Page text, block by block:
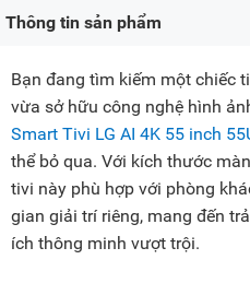
Thông tin sản phẩm
Bạn đang tìm kiếm một chiếc
vừa sở hữu công nghệ hình
Smart Tivi LG AI 4K 55 inch
thể bỏ qua. Với kích thước
tivi này phù hợp với phòng
gian giải trí riêng, mang đến
ích thông minh vượt trội.